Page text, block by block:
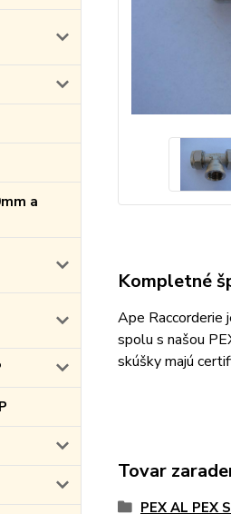
a
Kompletné
Ape Raccorderie
spolu s našou
skúšky majú
Tovar
PEX AL PEX